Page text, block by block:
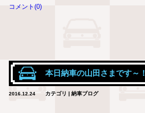
コメント(0)
本日納車の山田さまです～！
2016.12.24 カテゴリ | 納車ブログ